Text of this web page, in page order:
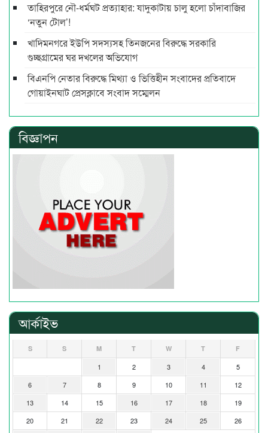
তাহিরপুরে নৌ-ধর্মঘট প্রত্যাহার: যাদুকাটায় চালু হলো চাঁদাবাজির
‘নতুন টোল’!
খাদিমনগরে ইউপি সদস্যসহ তিনজনের বিরুদ্ধে সরকারি
গুচ্ছগ্রামের ঘর দখলের অভিযোগ
বিএনপি নেতার বিরুদ্ধে মিথ্যা ও ভিত্তিহীন সংবাদের প্রতিবাদে
গোয়াইনঘাট প্রেসক্লাবে সংবাদ সম্মেলন
বিজ্ঞাপন
আর্কাইভ
S S M T W T F
1 2 3 4
5
6
7 8 9 10 11
12
13
14 15 16 17 18
19
20
21 22 23 24 25
26